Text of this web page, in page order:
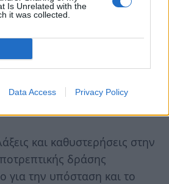
Is Unrelated with the
it was collected.
Data Access Privacy Policy
ότι τεκμηριώνουν με
της συνεννόησης και
και πατριωτικών
και καθυστερήσεις στην
δράσης
για την υπόσταση και το